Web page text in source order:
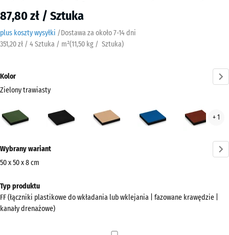
87,80 zł / Sztuka
plus koszty wysyłki /Dostawa za około7-14 dni
351,20 zł / 4 Sztuka / m²(11,50 kg / Sztuka)
Kolor
Zielony trawiasty
trawiasty
piaskowy
nieba
+ 1
informacji
o
Pokaż
paletę
Wybrany wariant
50 x 50 x 8 cm
do
wysyłki
Typ produktu
FF (łączniki plastikowe do wkładania lub wklejania | fazowane krawędzie |
kanały drenażowe)